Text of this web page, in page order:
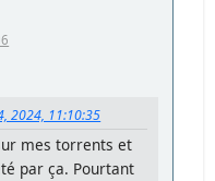
2024, 11:10:35
mes torrents et
par ça. Pourtant